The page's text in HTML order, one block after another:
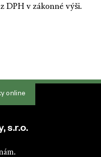
DPH v zákonné výši.
online
s.r.o.